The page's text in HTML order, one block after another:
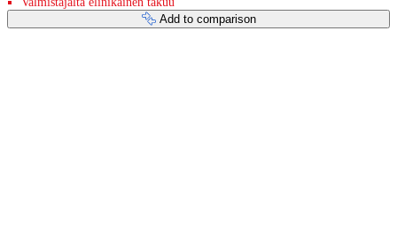
Add to comparison